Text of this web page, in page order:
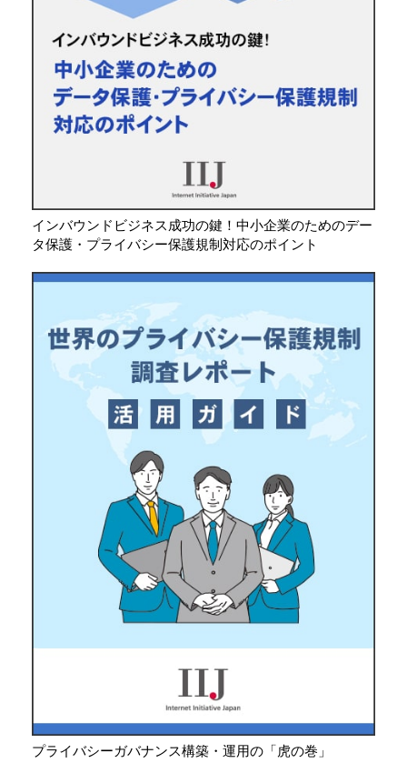
インバウンドビジネス成功の鍵！中小企業のためのデー
タ保護・プライバシー保護規制対応のポイント
プライバシーガバナンス構築・運用の「虎の巻」